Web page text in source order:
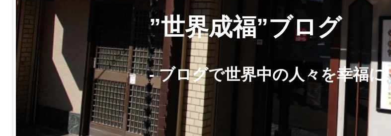
”世界成福”ブログ
- ブログで世界中の人々を幸福に!